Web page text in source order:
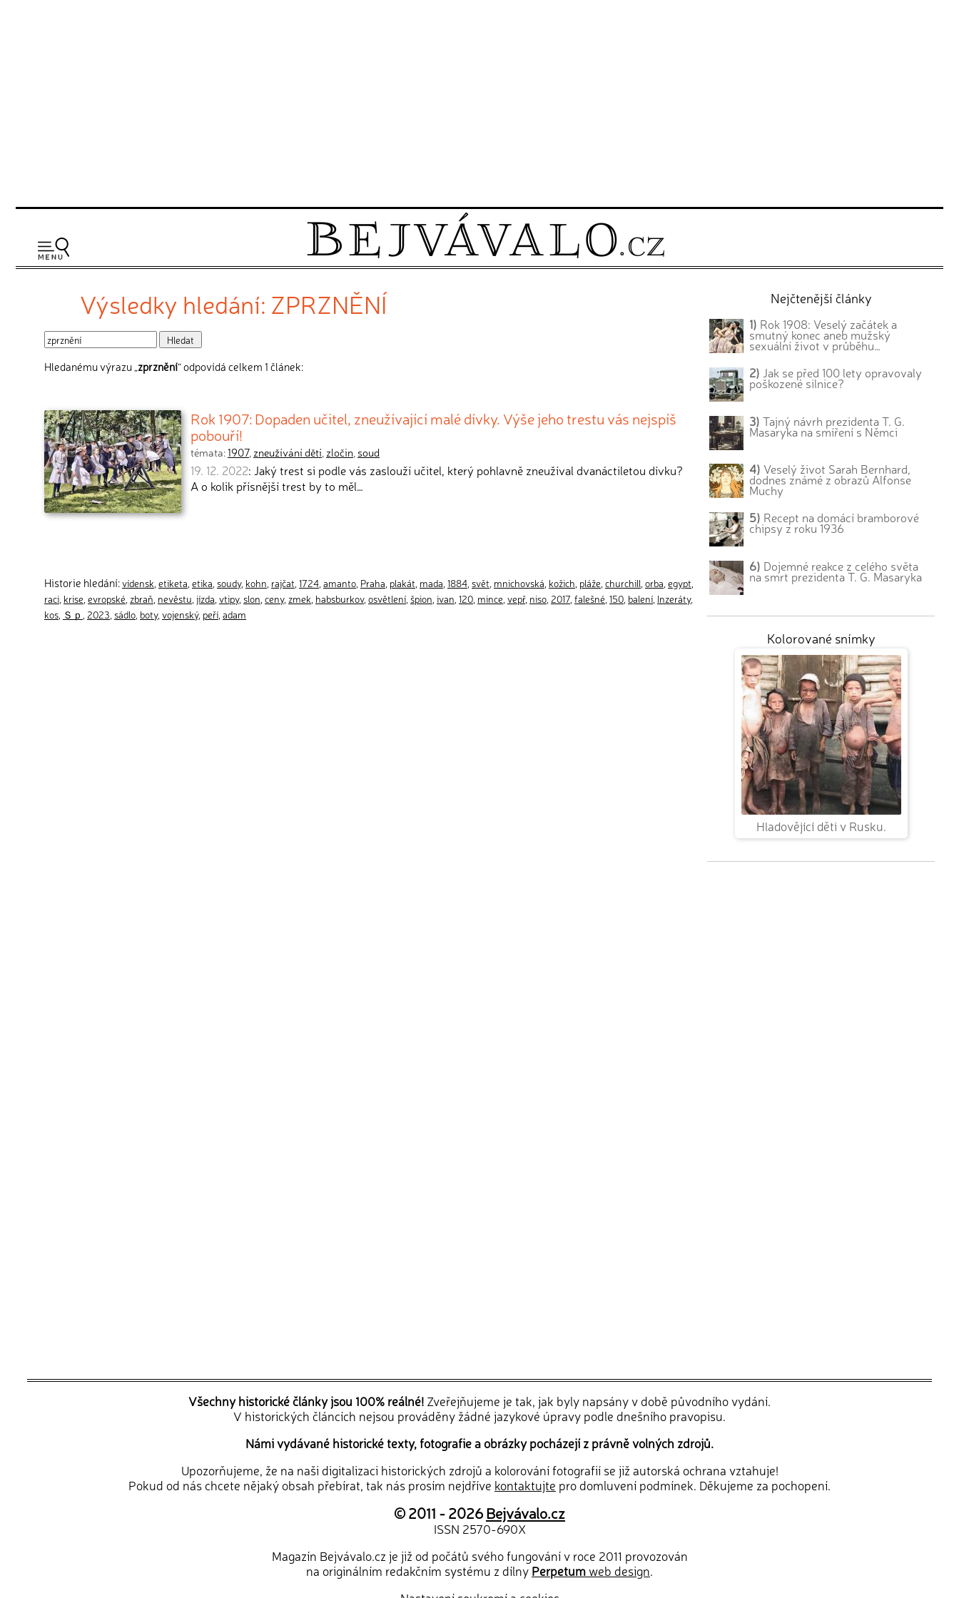
Výsledky hledání: ZPRZNĚNÍ
Hledanému výrazu „zprznění“ odpovídá celkem 1 článek:
Rok 1907: Dopaden učitel, zneužívající malé dívky. Výše jeho trestu vás nejspíš
pobouří!
témata:1907, zneužívání dětí, zločin, soud
19. 12. 2022: Jaký trest si podle vás zaslouží učitel, který pohlavně zneužíval dvanáctiletou dívku?
A o kolik přísnější trest by to měl…
Historie hledání:vídensk etiketa etika soudy, kohn rajčat 1724 amanto Praha plakát mada 1884 svět mnichovská kožich pláže churchill orba egypt
raci krise evropské zbraň nevěstu jízda vtipy, slon ceny, zmek habsburkov, osvětlení špion ivan 120 mince vepř, niso 2017 falešné 150 balení Inzeráty,
kos Ｓｐ 2023 sádlo boty, vojenský, peří adam
Nejčtenější články
1) Rok 1908: Veselý začátek a
smutný konec aneb mužský
sexuální život v průběhu…
2) Jak se před 100 lety opravovaly
poškozené silnice?
3) Tajný návrh prezidenta T. G.
Masaryka na smíření s Němci
4) Veselý život Sarah Bernhard,
dodnes známé z obrazů Alfonse
Muchy
5) Recept na domácí bramborové
chipsy z roku 1936
6) Dojemné reakce z celého světa
na smrt prezidenta T. G. Masaryka
Kolorované snímky
Hladovějící děti v Rusku.
Všechny historické články jsou 100% reálné! Zveřejňujeme je tak, jak byly napsány v době původního vydání.
V historických článcích nejsou prováděny žádné jazykové úpravy podle dnešního pravopisu.
Námi vydávané historické texty, fotografie a obrázky pocházejí z právně volných zdrojů.
Upozorňujeme, že na naši digitalizaci historických zdrojů a kolorování fotografií se již autorská ochrana vztahuje!
Pokud od nás chcete nějaký obsah přebírat, tak nás prosím nejdříve kontaktujte pro domluvení podmínek. Děkujeme za pochopení.
© 2011 - 2026Bejvávalo.cz
ISSN 2570-690X
Magazín Bejvávalo.cz je již od počátů svého fungování v roce 2011 provozován
na originálním redakčním systému z dílny Perpetumweb design.